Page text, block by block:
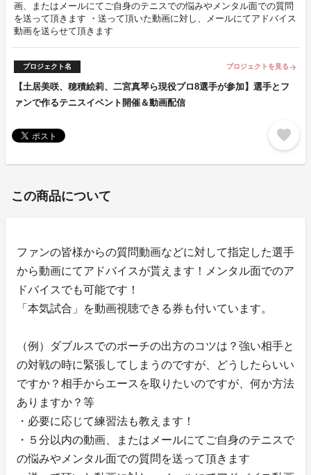
画、またはメールにてご自身のテニスでの悩みやメンタル面での質問
を送って頂きます ・送って頂いた動画に対し、メールにてアドバイス
動画を送らせて頂きます
プロジェクト名 プロジェクトを見る arrow_forward
【土居美咲、穂積絵莉、二宮真琴ら現役プロ8選手が参加】選手とフ
ァンで作るテニスイベント開催＆動画配信
favorite
この商品について
ファンの皆様からの質問動画などに対して指定した選手
から動画にてアドバイスが貰えます！メンタル面でのア
ドバイスでも可能です！
「本気試合」を動画視聴できる券も付いています。
（例）ダブルスでのポーチの出方のコツは？強い相手と
の対戦の時に緊張してしまうのですが、どうしたらいい
ですか？相手からエースを取りたいのですが、何か方法
ありますか？等
・必要に応じて練習法も教えます！
・５分以内の動画、またはメールにてご自身のテニスで
の悩みやメンタル面での質問を送って頂きます